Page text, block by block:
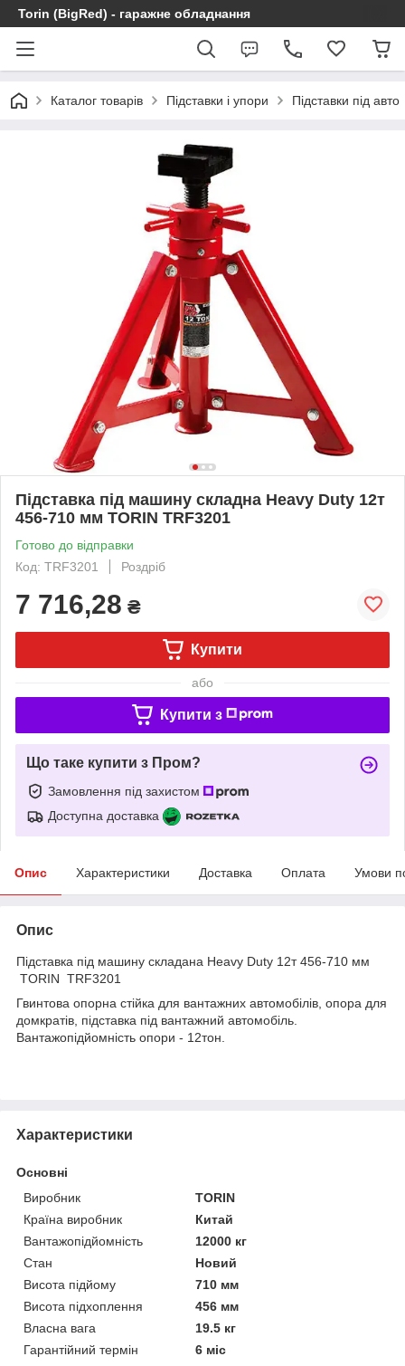
Torin (BigRed) - гаражне обладнання
Каталог товарів Підставки і упори Підставки під авто
Підставка під машину складна Heavy Duty 12т
456-710 мм TORIN TRF3201
Готово до відправки
Код: TRF3201
Роздріб
7 716,28 ₴
Купити
або
Купити з
Що таке купити з Пром?
Замовлення під захистом
Доступна доставка
Опис Характеристики Доставка Оплата Умови
Опис
Підставка під машину складана Heavy Duty 12т 456-710 мм
TORIN TRF3201
Гвинтова опорна стійка для вантажних автомобілів, опора для
домкратів, підставка під вантажний автомобіль.
Вантажопідйомність опори - 12тон.
Характеристики
Основні
Виробник
TORIN
Країна виробник
Китай
Вантажопідйомність
12000 кг
Стан
Новий
Висота підйому
710 мм
Висота підхоплення
456 мм
Власна вага
19.5 кг
Гарантійний термін
6 міс